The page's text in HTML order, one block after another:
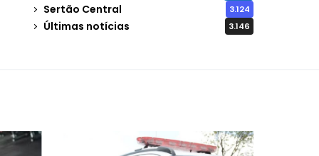
Sertão Central 3.124
Últimas notícias 3.146